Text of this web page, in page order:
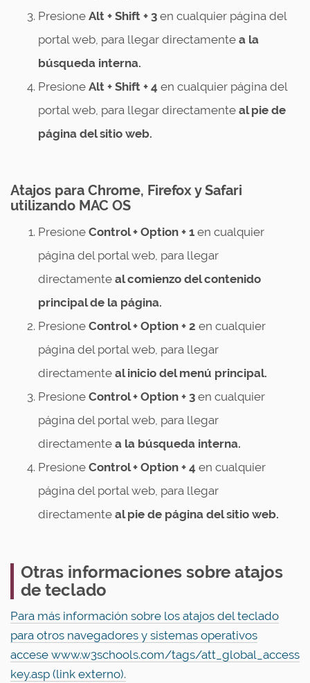
Presione Alt + Shift + 3 en cualquier página del
portal web, para llegar directamente a la
búsqueda interna.
Presione Alt + Shift + 4 en cualquier página del
portal web, para llegar directamente al pie de
página del sitio web.
Atajos para Chrome, Firefox y Safari
utilizando MAC OS
Presione Control + Option + 1 en cualquier
página del portal web, para llegar
directamente al comienzo del contenido
principal de la página.
Presione Control + Option + 2 en cualquier
página del portal web, para llegar
directamente al inicio del menú principal.
Presione Control + Option + 3 en cualquier
página del portal web, para llegar
directamente a la búsqueda interna.
Presione Control + Option + 4 en cualquier
página del portal web, para llegar
directamente al pie de página del sitio web.
Otras informaciones sobre atajos
de teclado
Para más información sobre los atajos del teclado
para otros navegadores y sistemas operativos
accese www.w3schools.com/tags/att_global_access
key.asp (link externo).